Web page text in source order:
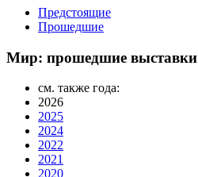
Предстоящие
Прошедшие
Мир: прошедшие выставки
см. также года:
2026
2025
2024
2022
2021
2020